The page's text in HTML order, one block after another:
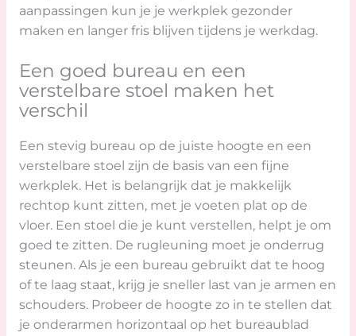
aanpassingen kun je je werkplek gezonder
maken en langer fris blijven tijdens je werkdag.
Een goed bureau en een
verstelbare stoel maken het
verschil
Een stevig bureau op de juiste hoogte en een
verstelbare stoel zijn de basis van een fijne
werkplek. Het is belangrijk dat je makkelijk
rechtop kunt zitten, met je voeten plat op de
vloer. Een stoel die je kunt verstellen, helpt je om
goed te zitten. De rugleuning moet je onderrug
steunen. Als je een bureau gebruikt dat te hoog
of te laag staat, krijg je sneller last van je armen en
schouders. Probeer de hoogte zo in te stellen dat
je onderarmen horizontaal op het bureaublad